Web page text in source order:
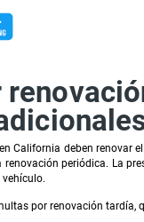
California deben renovar
renovación periódica. La
por renovación